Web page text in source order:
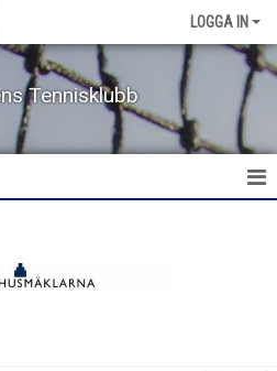
LOGGA IN
Tennisklubb